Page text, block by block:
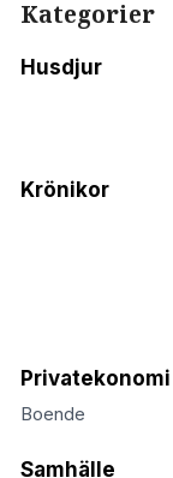
Kategorier
Husdjur
Krönikor
Privatekonomi
Boende
Samhälle